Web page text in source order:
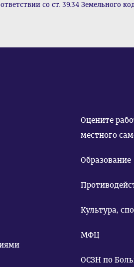
со ст. 39.34 Земельного
Оцените
местного
Образование
Культура,
МФЦ
ОСЗН по